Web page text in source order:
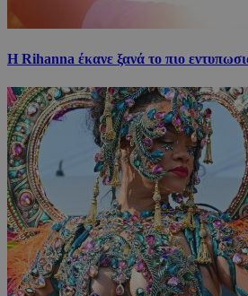
Η Rihanna έκανε ξανά το πιο